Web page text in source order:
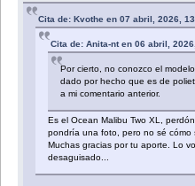
Cita de: Kvothe en 07 abril, 2026,
Cita de: Anita-nt en 06 abril,
Por cierto, no conozco el
dado por hecho que es de
a mi comentario anterior.
Es el Ocean Malibu Two XL,
pondría una foto, pero no sé cómo
Muchas gracias por tu aporte. Lo
desaguisado...